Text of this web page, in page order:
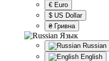
€ Euro
$ US Dollar
₴ Гривна
Язык
Russian
English